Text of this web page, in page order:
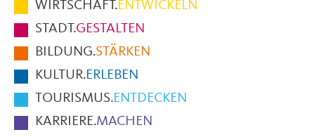
Fußbereich
der
Seite
WIRTSCHAFT.ENTWICKELN
STADT.GESTALTEN
BILDUNG.STÄRKEN
KULTUR.ERLEBEN
TOURISMUS.ENTDECKEN
KARRIERE.MACHEN